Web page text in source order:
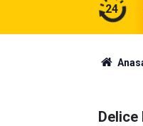
24
Çavdar başkan seçildi
Delice